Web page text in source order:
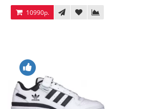
10990р.